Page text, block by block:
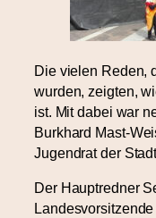
Die vielen Reden,
wurden, zeigten,
ist. Mit dabei war
Burkhard Mast-
Jugendrat der
Der Hauptredner